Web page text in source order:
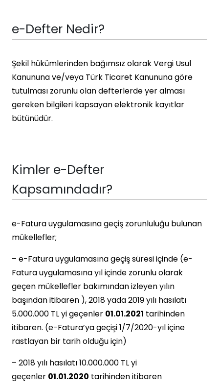
e-Defter Nedir?
Şekil hükümlerinden bağımsız olarak Vergi Usul
Kanununa ve/veya Türk Ticaret Kanununa göre
tutulması zorunlu olan defterlerde yer alması
gereken bilgileri kapsayan elektronik kayıtlar
bütünüdür.
Kimler e-Defter
Kapsamındadır?
e-Fatura uygulamasına geçiş zorunluluğu bulunan
mükellefler;
– e-Fatura uygulamasına geçiş süresi içinde (e-
Fatura uygulamasına yıl içinde zorunlu olarak
geçen mükellefler bakımından izleyen yılın
başından itibaren ), 2018 yada 2019 yılı hasılatı
5.000.000 TL yi geçenler 01.01.2021 tarihinden
itibaren. (e-Fatura’ya geçişi 1/7/2020-yıl içine
rastlayan bir tarih olduğu için)
– 2018 yılı hasılatı 10.000.000 TL yi
geçenler 01.01.2020 tarihinden itibaren